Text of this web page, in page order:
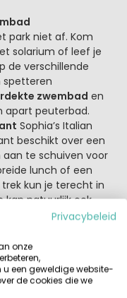
park niet af. Kom
solarium of leef je
de verschillende
spetteren
zwembad en
apart peuterbad.
Sophia’s Italian
beschikt over een
aan te schuiven voor
lunch of een
trek kun je terecht in
natuurlijk ook,
je terecht bij de
kun je terecht
dan genoeg
Privacybeleid
onze
een geweldige website-
de cookies die we